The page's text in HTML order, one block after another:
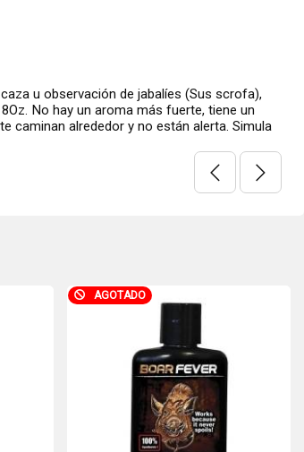
u observación de jabalíes (Sus scrofa),
No hay un aroma más fuerte, tiene un
caminan alrededor y no están alerta. Simula
AGOTADO